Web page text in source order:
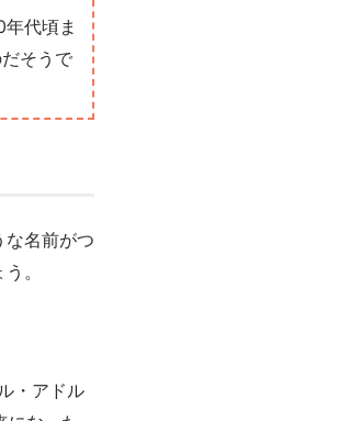
代頃ま
そうで
な名前がつ
。
・アドル